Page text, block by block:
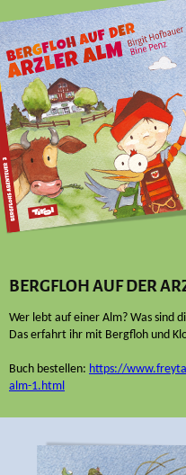
BERGFLOH AUF DER
Wer lebt auf einer Alm? Was sind
Das erfahrt ihr mit Bergfloh und
Buch bestellen: https://
alm-1.html